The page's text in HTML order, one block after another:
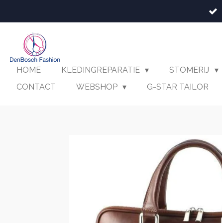
direct
hoofdinhoud
HOME KLEDINGREPARATIE STOMERIJ
CONTACT
WEBSHOP G-STAR TAILOR